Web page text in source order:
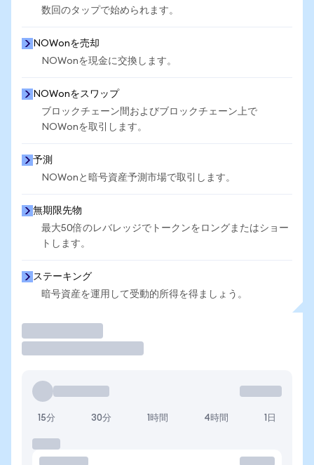
数回のタップで始められます。
NOWonを売却
NOWonを現金に交換します。
NOWonをスワップ
ブロックチェーン間およびブロックチェーン上で
NOWonを取引します。
予測
NOWonと暗号資産予測市場で取引します。
無期限先物
最大50倍のレバレッジでトークンをロングまたはショー
トします。
ステーキング
暗号資産を運用して受動的所得を得ましょう。
15分 30分 1時間 4時間 1日